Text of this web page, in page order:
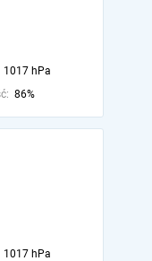
1017 hPa
86%
1017 hPa